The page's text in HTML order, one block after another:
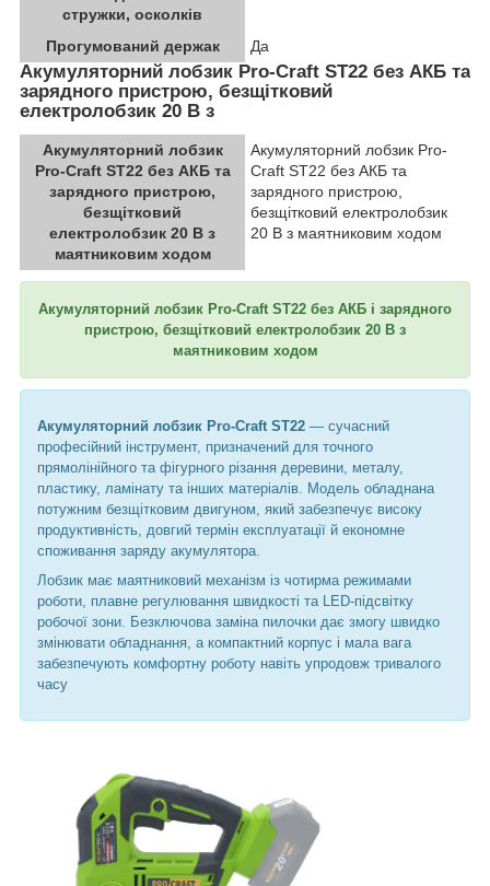
стружки, осколків
Прогумований держак Да
Акумуляторний лобзик Pro-Craft ST22 без АКБ та
зарядного пристрою, безщітковий
електролобзик 20 В з
Акумуляторний лобзик
Pro-Craft ST22 без АКБ та
зарядного пристрою,
безщітковий
електролобзик 20 В з
маятниковим ходом
Акумуляторний лобзик Pro-
Craft ST22 без АКБ та
зарядного пристрою,
безщітковий електролобзик
20 В з маятниковим ходом
Акумуляторний лобзик Pro-Craft ST22 без АКБ і зарядного
пристрою, безщітковий електролобзик 20 В з
маятниковим ходом
Акумуляторний лобзик Pro-Craft ST22 — сучасний
професійний інструмент, призначений для точного
прямолінійного та фігурного різання деревини, металу,
пластику, ламінату та інших матеріалів. Модель обладнана
потужним безщітковим двигуном, який забезпечує високу
продуктивність, довгий термін експлуатації й економне
споживання заряду акумулятора.
Лобзик має маятниковий механізм із чотирма режимами
роботи, плавне регулювання швидкості та LED-підсвітку
робочої зони. Безключова заміна пилочки дає змогу швидко
змінювати обладнання, а компактний корпус і мала вага
забезпечують комфортну роботу навіть упродовж тривалого
часу